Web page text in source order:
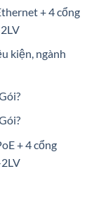
+ 4 cổng
kiện, ngành
+ 4 cổng